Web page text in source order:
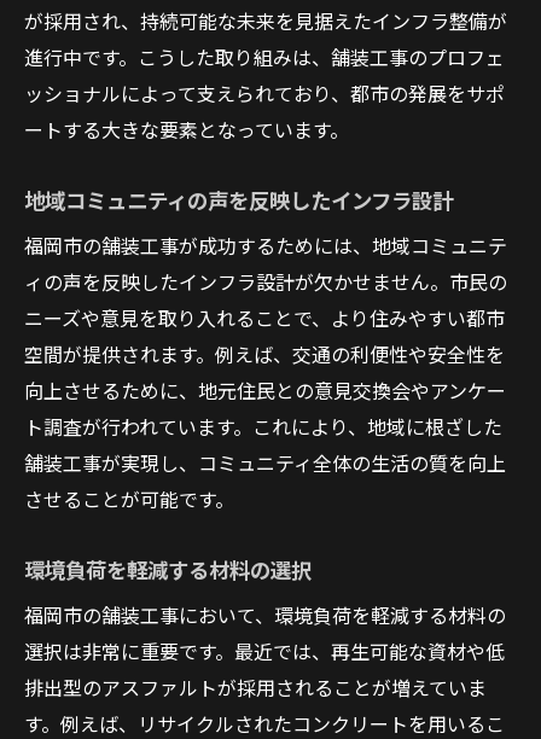
工期短縮と安全性向上の取り組み
AIとデータ活用による精密施工
未来の福岡市を支える技術革新
福岡市の舗装工事アップグレード: 環境に配慮し
リサイクル素材の積極的な活用
施工プロセスにおけるCO2削減
地域の自然環境を守る取り組み
エネルギー効率の向上
持続可能な社会を目指して
福岡市の成長と共に進化する舗装工事の役割
都市成長を支えるインフラの重要性
変化する需要に応える柔軟性
コミュニティとの連携による施工
福岡市の発展に寄与する技術
持続可能な都市開発への寄与
が採用され、持続可能な未来を見据えたインフラ整備が
進行中です。こうした取り組みは、舗装工事のプロフェ
ッショナルによって支えられており、都市の発展をサポ
ートする大きな要素となっています。
地域コミュニティの声を反映したインフラ設計
福岡市の舗装工事が成功するためには、地域コミュニテ
ィの声を反映したインフラ設計が欠かせません。市民の
ニーズや意見を取り入れることで、より住みやすい都市
空間が提供されます。例えば、交通の利便性や安全性を
向上させるために、地元住民との意見交換会やアンケー
ト調査が行われています。これにより、地域に根ざした
舗装工事が実現し、コミュニティ全体の生活の質を向上
させることが可能です。
環境負荷を軽減する材料の選択
福岡市の舗装工事において、環境負荷を軽減する材料の
選択は非常に重要です。最近では、再生可能な資材や低
排出型のアスファルトが採用されることが増えていま
す。例えば、リサイクルされたコンクリートを用いるこ